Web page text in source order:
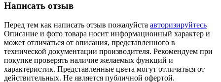
Условия возврата товара
Написать отзыв
Перед тем как написать отзыв пожалуйста авторизируйтесь
Описание и фото товара носит информационный характер и
может отличаться от описания, представленного в
технической документации производителя. Рекомендуем при
покупке проверять наличие желаемых функций и
характеристик. Представленные цвета могут отличаться от
действительных. Не является публичной офертой.